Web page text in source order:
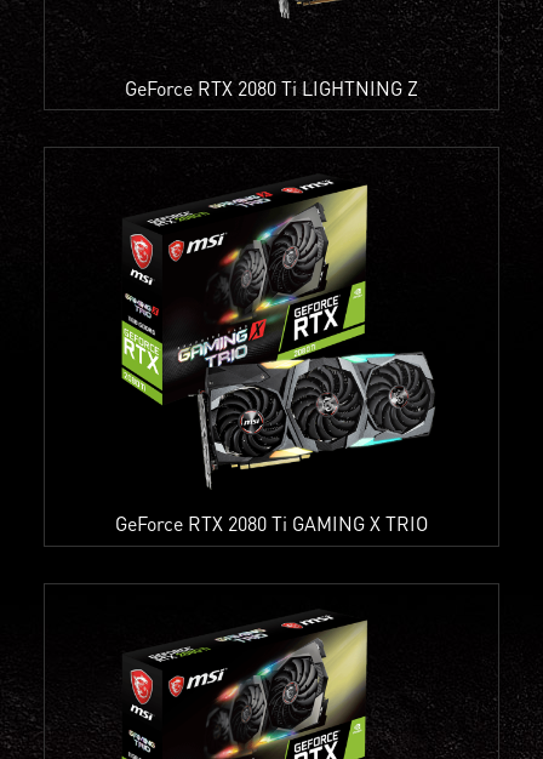
GeForce RTX 2080 Ti LIGHTNING Z
GeForce RTX 2080 Ti GAMING X TRIO